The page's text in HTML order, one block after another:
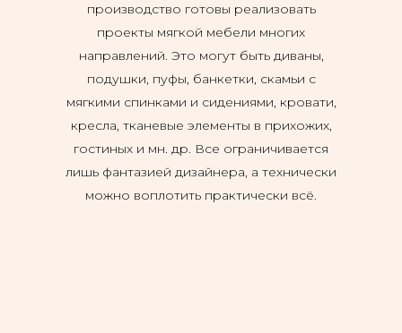
производство готовы реализовать
проекты мягкой мебели многих
направлений. Это могут быть диваны,
подушки, пуфы, банкетки, скамьи с
мягкими спинками и сидениями, кровати,
кресла, тканевые элементы в прихожих,
гостиных и мн. др. Все ограничивается
лишь фантазией дизайнера, а технически
можно воплотить практически всё.